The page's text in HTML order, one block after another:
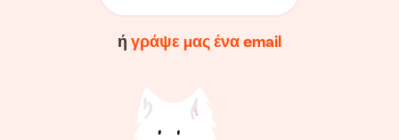
ή γράψε μας ένα email